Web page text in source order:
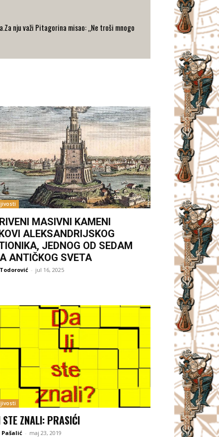
nju važi Pitagorina misao: „Ne troši mnogo
MASIVNI KAMENI
ALEKSANDRIJSKOG
JEDNOG OD SEDAM
ANTIČKOG SVETA
- jul 16, 2025
ZNALI: PRASIĆI
- maj 23, 2019